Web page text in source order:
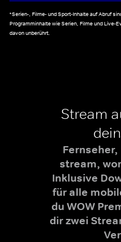
*Serien-, Filme- und Sport-Inhalte auf Abruf
Programminhalte wie Serien, Filme und Live-
davon unberührt.
Stream
stream,
Inklusive
für alle
du WOW
dir zwei